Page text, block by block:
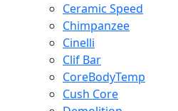
Ceramic Speed
Chimpanzee
Cinelli
Clif Bar
CoreBodyTemp
Cush Core